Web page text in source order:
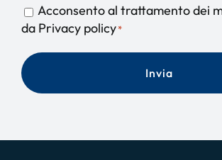
Consent
*
Acconsento al trattamento dei
da Privacy policy*